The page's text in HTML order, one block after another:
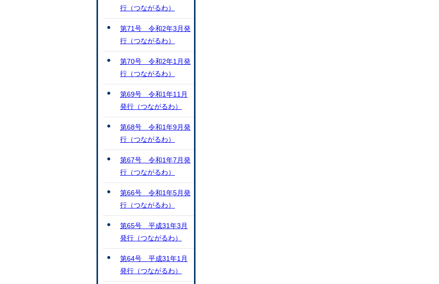
行（つながるわ）
第71号 令和2年3月発
行（つながるわ）
第70号 令和2年1月発
行（つながるわ）
第69号 令和1年11月
発行（つながるわ）
第68号 令和1年9月発
行（つながるわ）
第67号 令和1年7月発
行（つながるわ）
第66号 令和1年5月発
行（つながるわ）
第65号 平成31年3月
発行（つながるわ）
第64号 平成31年1月
発行（つながるわ）